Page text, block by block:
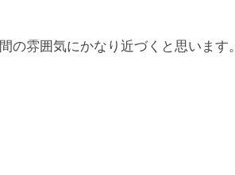
雰囲気にかなり近づくと思います。